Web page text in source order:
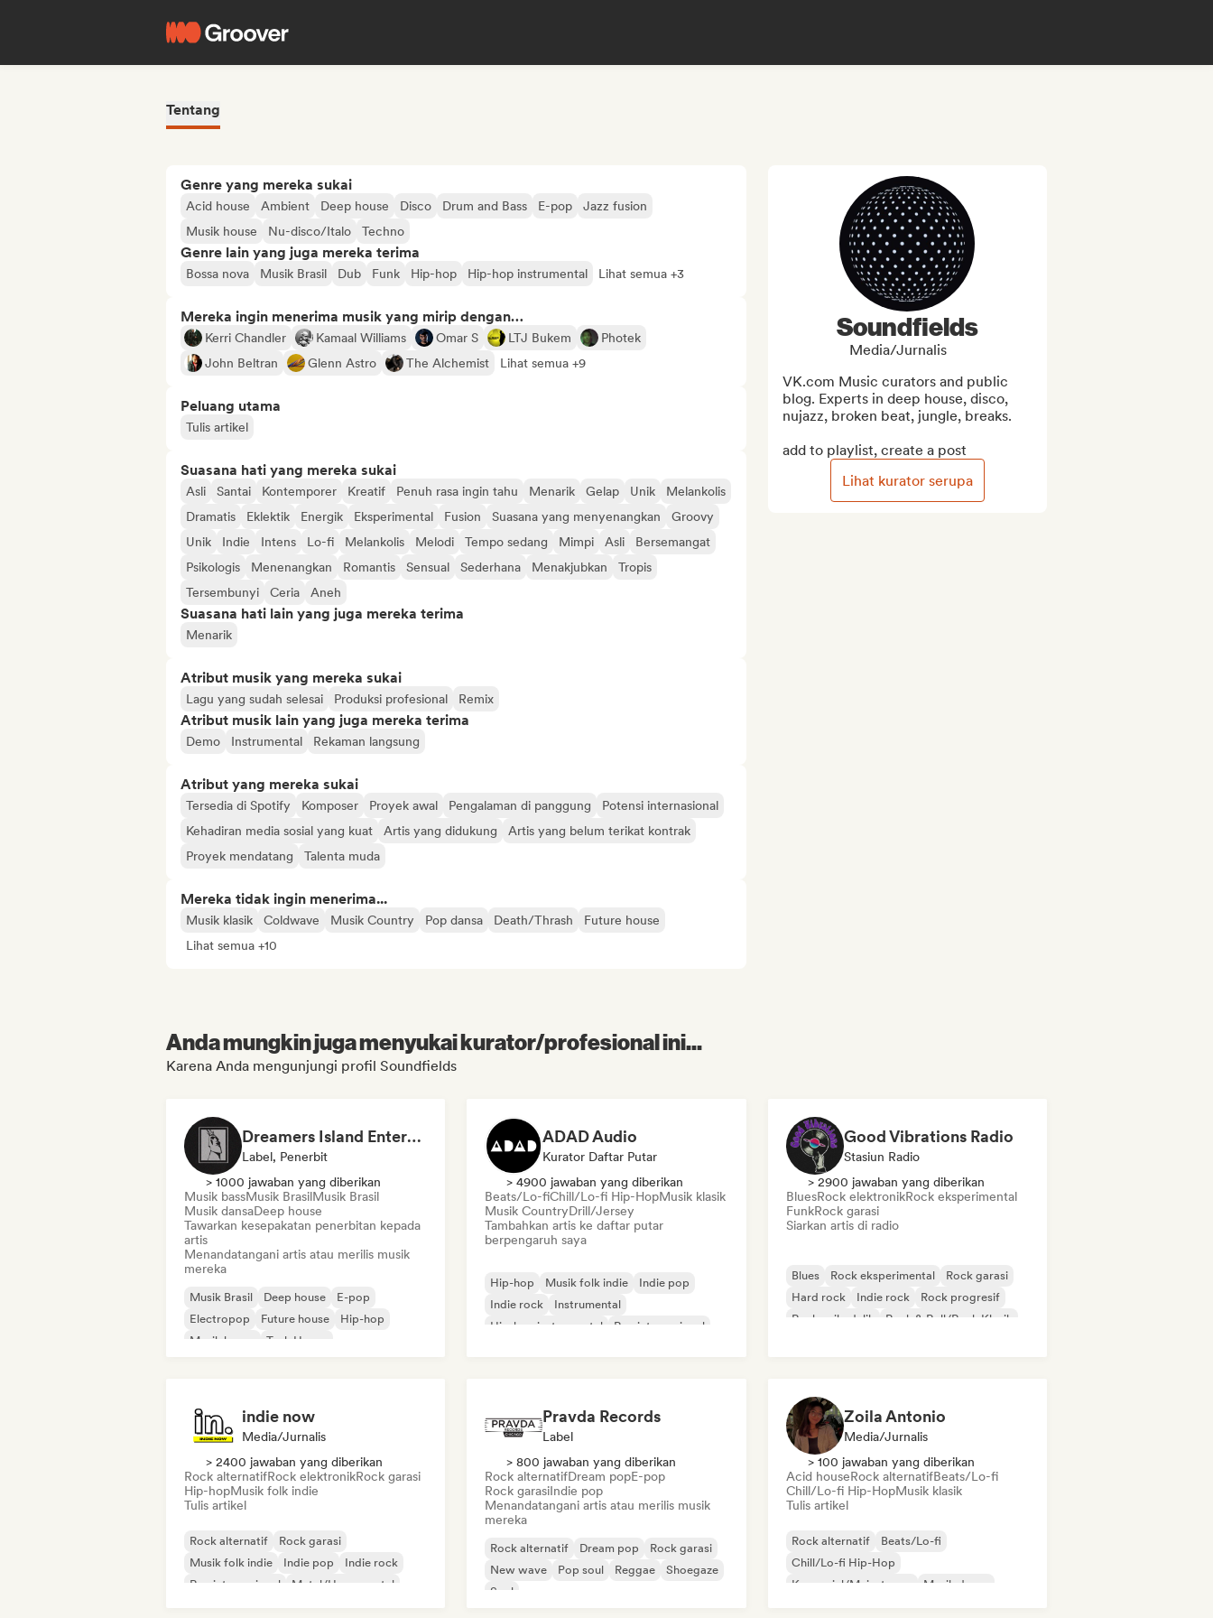
Tentang
Genre yang mereka sukai
Acid house Ambient Deep house Disco Drum and Bass E-pop
Jazz fusion
Musik house
Nu-disco/Italo Techno
Genre lain yang juga mereka terima
Bossa nova Musik Brasil Dub Funk Hip-hop Hip-hop instrumental Lihat semua +3
Mereka ingin menerima musik yang mirip dengan…
Kerri Chandler Kamaal Williams Omar S LTJ Bukem
Photek
John Beltran
Glenn Astro The Alchemist Lihat semua +9
Peluang utama
Tulis artikel
Suasana hati yang mereka sukai
Asli Santai Kontemporer Kreatif Penuh rasa ingin tahu Menarik Gelap Unik
Melankolis
Dramatis
Eklektik Energik Eksperimental Fusion Suasana yang menyenangkan
Groovy
Unik
Indie Intens Lo-fi Melankolis Melodi Tempo sedang Mimpi Asli
Bersemangat
Psikologis
Menenangkan Romantis Sensual Sederhana Menakjubkan
Tropis
Tersembunyi
Ceria Aneh
Suasana hati lain yang juga mereka terima
Menarik
Atribut musik yang mereka sukai
Lagu yang sudah selesai Produksi profesional Remix
Atribut musik lain yang juga mereka terima
Demo Instrumental Rekaman langsung
Atribut yang mereka sukai
Tersedia di Spotify Komposer Proyek awal Pengalaman di panggung
Potensi internasional
Kehadiran media sosial yang kuat
Artis yang didukung
Artis yang belum terikat kontrak
Proyek mendatang
Talenta muda
Mereka tidak ingin menerima...
Musik klasik Coldwave Musik Country Pop dansa Death/Thrash
Future house
Lihat semua +10
Soundfields
Media/Jurnalis
VK.com Music curators and public
blog. Experts in deep house, disco,
nujazz, broken beat, jungle, breaks.
add to playlist, create a post
Lihat kurator serupa
Anda mungkin juga menyukai kurator/profesional ini...
Karena Anda mengunjungi profil Soundfields
Dreamers Island Entertainment
Label, Penerbit
> 1000 jawaban yang diberikan
Musik bassMusik BrasilMusik Brasil
Musik dansaDeep house
Tawarkan kesepakatan penerbitan kepada
artis
Menandatangani artis atau merilis musik
mereka
Musik Brasil Deep house
E-pop
Electropop
Future house
Hip-hop
Musik house
Tech House
ADAD Audio
Kurator Daftar Putar
> 4900 jawaban yang diberikan
Beats/Lo-fiChill/Lo-fi Hip-HopMusik klasik
Musik CountryDrill/Jersey
Tambahkan artis ke daftar putar
berpengaruh saya
Hip-hop Musik folk indie
Indie pop
Indie rock
Instrumental
Hip-hop instrumental
Rap internasional
Good Vibrations Radio
Stasiun Radio
> 2900 jawaban yang diberikan
BluesRock elektronikRock eksperimental
FunkRock garasi
Siarkan artis di radio
Blues Rock eksperimental
Rock garasi
Hard rock
Indie rock
Rock progresif
Rock psikedelik
Rock & Roll/Rock Klasik
indie now
Media/Jurnalis
> 2400 jawaban yang diberikan
Rock alternatifRock elektronikRock garasi
Hip-hopMusik folk indie
Tulis artikel
Rock alternatif
Rock garasi
Musik folk indie
Indie pop
Indie rock
Rap internasional
Metal/Heavy metal
Pravda Records
Label
> 800 jawaban yang diberikan
Rock alternatifDream popE-pop
Rock garasiIndie pop
Menandatangani artis atau merilis musik
mereka
Rock alternatif Dream pop
Rock garasi
New wave
Pop soul Reggae
Shoegaze
Soul
Zoila Antonio
Media/Jurnalis
> 100 jawaban yang diberikan
Acid houseRock alternatifBeats/Lo-fi
Chill/Lo-fi Hip-HopMusik klasik
Tulis artikel
Rock alternatif
Beats/Lo-fi
Chill/Lo-fi Hip-Hop
Komersial/Mainstream
Musik dansa